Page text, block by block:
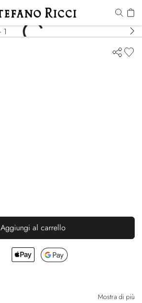
Aggiungi al carrello
Mostra di più